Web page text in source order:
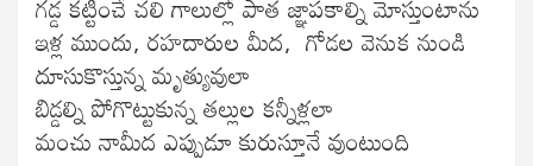
ఇళ్ల ముందు, రహదారుల మీద, గోడల వెనుక నుండి
దూసుకొస్తున్న మృత్యువులా
బిడ్డల్ని పోగొట్టుకున్న తల్లుల కన్నీళ్లలా
మంచు నామీద ఎప్పుడూ కురుస్తూనే వుంటుంది